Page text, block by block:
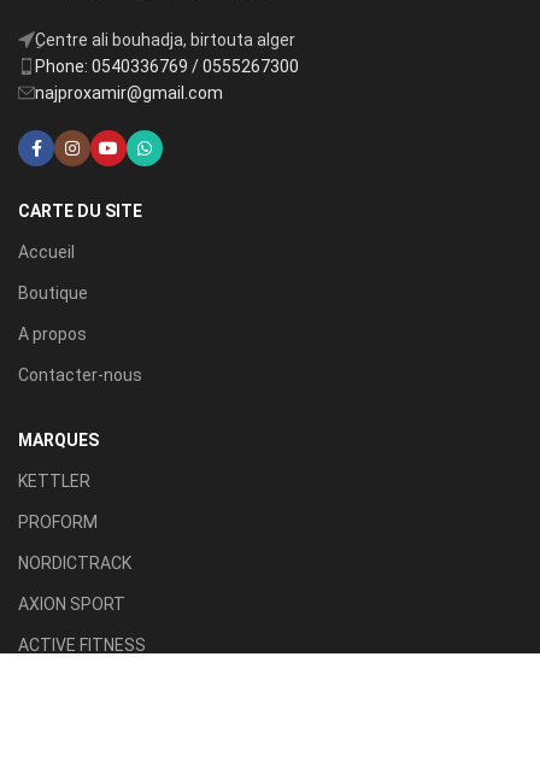
ِCentre ali bouhadja, birtouta alger
Phone: 0540336769 / 0555267300
najproxamir@gmail.com
CARTE DU SITE
Accueil
Boutique
A propos
Contacter-nous
MARQUES
KETTLER
PROFORM
NORDICTRACK
AXION SPORT
ACTIVE FITNESS